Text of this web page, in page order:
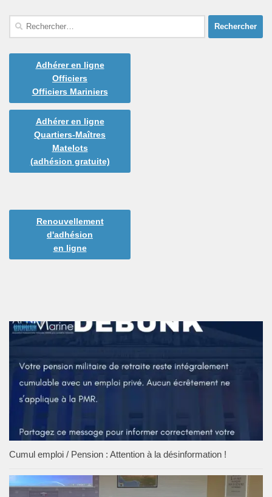
Rechercher :
Adhérer en ligne
Officiers
Officiers Mariniers
Adhérer en ligne
Quartiers-Maîtres
Matelots
(adhésion gratuite)
Renouvellement
d'adhésion
en ligne
Cumul emploi / Pension : Attention à la désinformation !